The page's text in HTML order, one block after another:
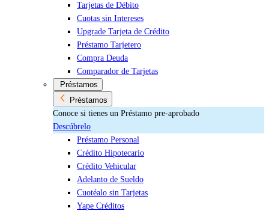
Tarjetas de Débito
Cuotas sin Intereses
Upgrade Tarjeta de Crédito
Préstamo Tarjetero
Compra Deuda
Comparador de Tarjetas
Préstamos
Préstamos
Conoce si tienes un Préstamo pre-aprobado
Descúbrelo
Préstamo Personal
Crédito Hipotecario
Crédito Vehicular
Adelanto de Sueldo
Cuotéalo sin Tarjetas
Yape Créditos